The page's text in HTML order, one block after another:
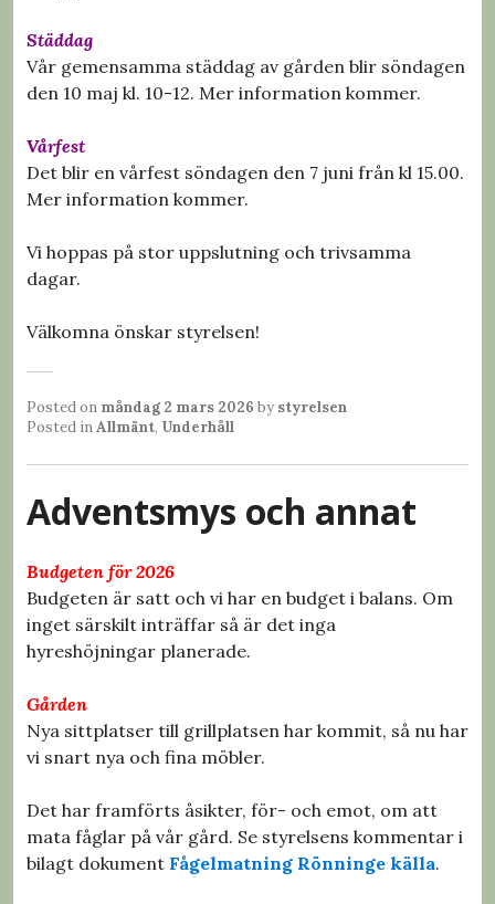
Städdag
Vår gemensamma städdag av gården blir söndagen
den 10 maj kl. 10-12. Mer information kommer.
Vårfest
Det blir en vårfest söndagen den 7 juni från kl 15.00.
Mer information kommer.
Vi hoppas på stor uppslutning och trivsamma
dagar.
Välkomna önskar styrelsen!
Posted on måndag 2 mars 2026 by styrelsen
Posted inAllmänt, Underhåll
Adventsmys och annat
Budgeten för 2026
Budgeten är satt och vi har en budget i balans. Om
inget särskilt inträffar så är det inga
hyreshöjningar planerade.
Gården
Nya sittplatser till grillplatsen har kommit, så nu har
vi snart nya och fina möbler.
Det har framförts åsikter, för- och emot, om att
mata fåglar på vår gård. Se styrelsens kommentar i
bilagt dokument Fågelmatning Rönninge källa.